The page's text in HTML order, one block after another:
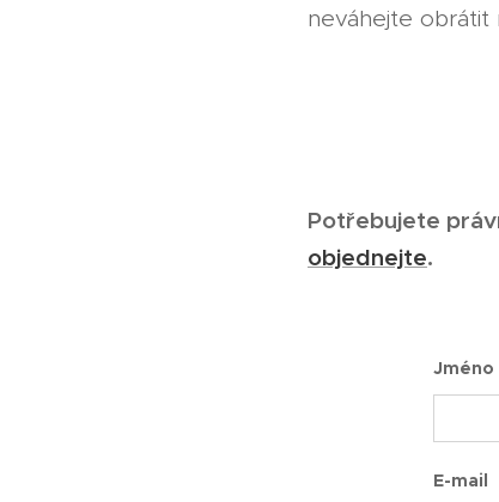
neváhejte obrátit
Potřebujete
objednejte.
Jméno
E-mail